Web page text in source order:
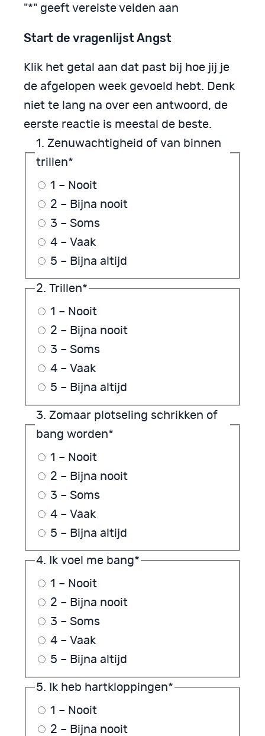
"*" geeft vereiste velden aan
Start de vragenlijst Angst
Klik het getal aan dat past bij hoe jij je
de afgelopen week gevoeld hebt. Denk
niet te lang na over een antwoord, de
eerste reactie is meestal de beste.
1. Zenuwachtigheid of van binnen
trillen*
1 – Nooit
2 – Bijna nooit
3 – Soms
4 – Vaak
5 – Bijna altijd
2. Trillen*
1 – Nooit
2 – Bijna nooit
3 – Soms
4 – Vaak
5 – Bijna altijd
3. Zomaar plotseling schrikken of
bang worden*
1 – Nooit
2 – Bijna nooit
3 – Soms
4 – Vaak
5 – Bijna altijd
4. Ik voel me bang*
1 – Nooit
2 – Bijna nooit
3 – Soms
4 – Vaak
5 – Bijna altijd
5. Ik heb hartkloppingen*
1 – Nooit
2 – Bijna nooit